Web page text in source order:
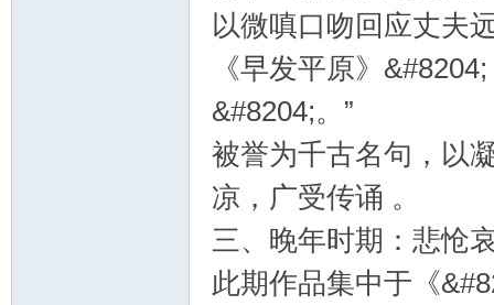
以微嗔口吻回应丈夫
《早发平原》
&#8204;。”
被誉为千古名句，以
凉，广受传诵 。
三、晚年时期：悲怆
此期作品集中于《